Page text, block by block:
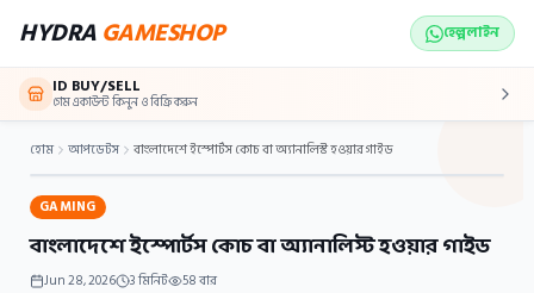
HYDRA GAMESHOP হেল্পলাইন
ID BUY/SELL
গেম একাউন্ট কিনুন ও বিক্রি করুন
হোম আপডেটস বাংলাদেশে ইস্পোর্টস কোচ বা অ্যানালিস্ট হওয়ার গাইড
বাংলাদেশে ইস্পোর্টস কোচ বা অ্যানালিস্ট
হওয়ার গাইড
GAMING
বাংলাদেশে ইস্পোর্টস কোচ বা অ্যানালিস্ট হওয়ার গাইড
Jun 28, 2026 3মিনিট 58বার